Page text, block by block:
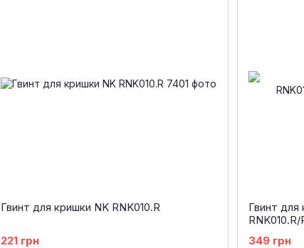
Гвинт для кришки NK RNK010.R
221 грн
Гвинт для
RNK010.R/
349 грн